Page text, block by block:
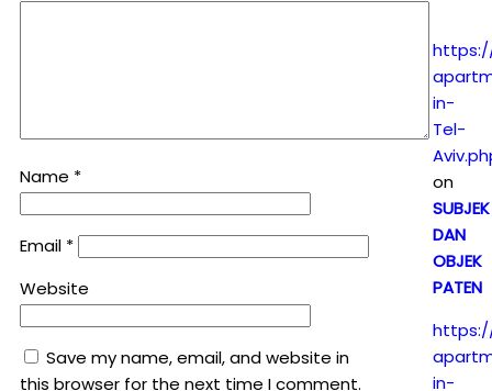
Name *
Email *
Website
Save my name, email, and website in
this browser for the next time I comment.
in-
Tel-
on
SUBJEK
DAN
OBJEK
PATEN
in-